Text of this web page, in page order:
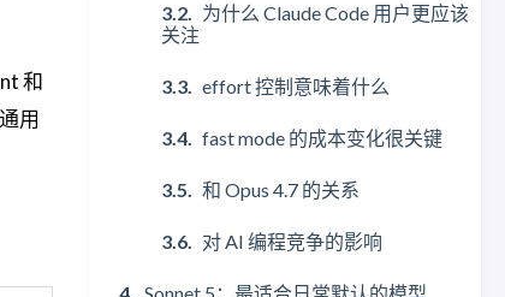
为什么 Claude Code 用户更应该
关注
effort 控制意味着什么
fast mode 的成本变化很关键
和 Opus 4.7 的关系
对 AI 编程竞争的影响
和
用